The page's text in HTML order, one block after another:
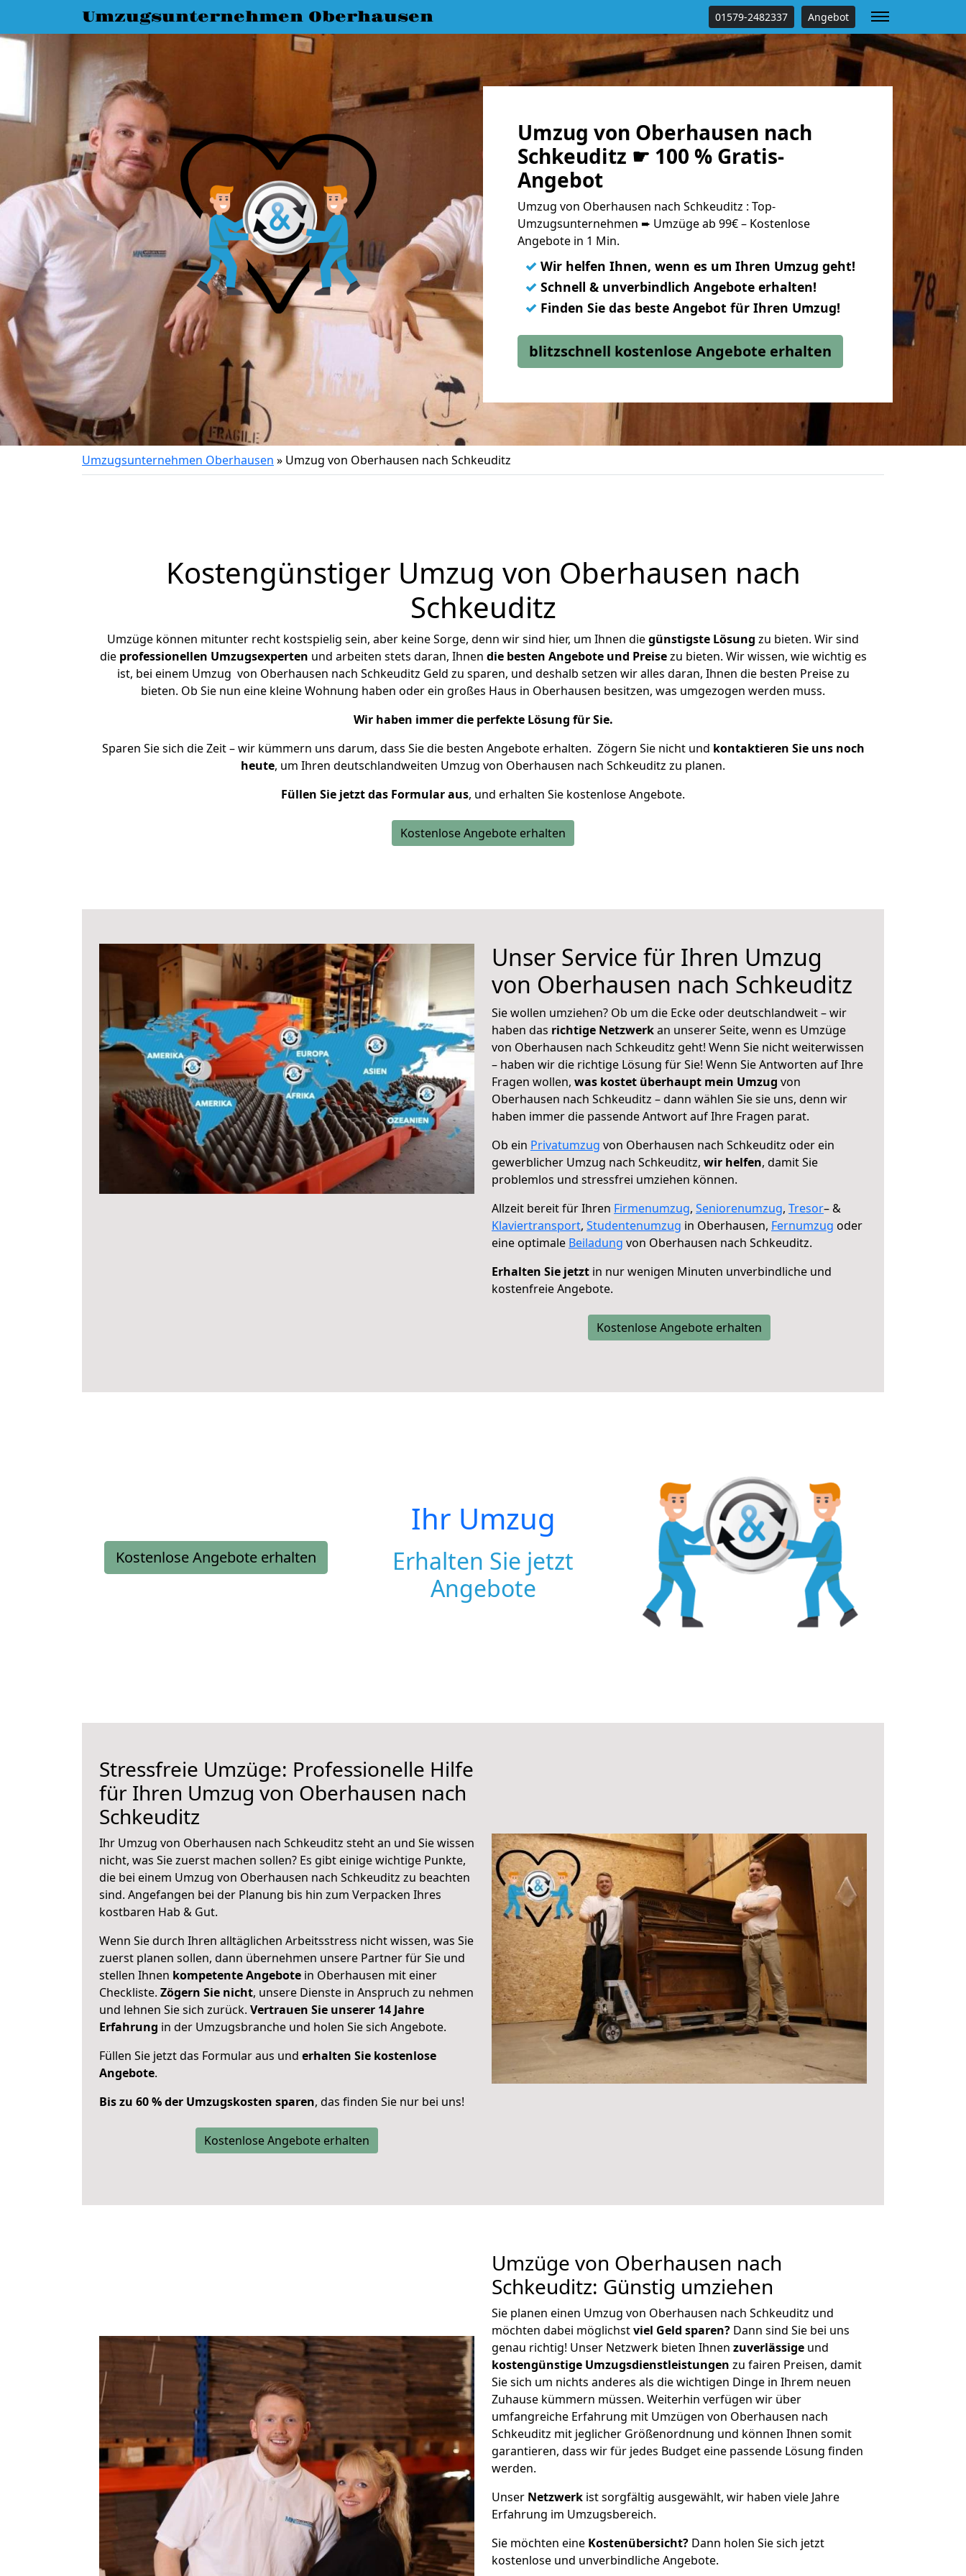
Umzugsunternehmen Oberhausen 01579-2482337 Angebot
Umzug von Oberhausen nach
Schkeuditz ☛ 100 % Gratis-
Angebot
Umzug von Oberhausen nach Schkeuditz : Top-
Umzugsunternehmen ➨ Umzüge ab 99€ – Kostenlose
Angebote in 1 Min.
✓ Wir helfen Ihnen, wenn es um Ihren Umzug geht!
✓ Schnell & unverbindlich Angebote erhalten!
✓ Finden Sie das beste Angebot für Ihren Umzug!
blitzschnell kostenlose Angebote erhalten
Umzugsunternehmen Oberhausen » Umzug von Oberhausen nach Schkeuditz
Kostengünstiger Umzug von Oberhausen nach
Schkeuditz
Umzüge können mitunter recht kostspielig sein, aber keine Sorge, denn wir sind hier, um Ihnen diegünstigste Lösung zu bieten. Wir sind
die professionellen Umzugsexperten und arbeiten stets daran, Ihnen die besten Angebote und Preisezu bieten. Wir wissen, wie wichtig es
ist, bei einem Umzug von Oberhausen nach Schkeuditz Geld zu sparen, und deshalb setzen wir alles daran, Ihnen die besten Preise zu
bieten. Ob Sie nun eine kleine Wohnung haben oder ein großes Haus in Oberhausen besitzen, was umgezogen werden muss.
Wir haben immer die perfekte Lösung für Sie.
Sparen Sie sich die Zeit – wir kümmern uns darum, dass Sie die besten Angebote erhalten. Zögern Sie nicht und kontaktieren Sie uns noch
heute, um Ihren deutschlandweiten Umzug von Oberhausen nach Schkeuditz zu planen.
Füllen Sie jetzt das Formular aus, und erhalten Sie kostenlose Angebote.
Kostenlose Angebote erhalten
Unser Service für Ihren Umzug
von Oberhausen nach Schkeuditz
Sie wollen umziehen? Ob um die Ecke oder deutschlandweit – wir
haben das richtige Netzwerkan unserer Seite, wenn es Umzüge
von Oberhausen nach Schkeuditz geht! Wenn Sie nicht weiterwissen
– haben wir die richtige Lösung für Sie! Wenn Sie Antworten auf Ihre
Fragen wollen, was kostet überhaupt mein Umzug von
Oberhausen nach Schkeuditz – dann wählen Sie sie uns, denn wir
haben immer die passende Antwort auf Ihre Fragen parat.
Ob ein Privatumzug von Oberhausen nach Schkeuditz oder ein
gewerblicher Umzug nach Schkeuditz, wir helfen, damit Sie
problemlos und stressfrei umziehen können.
Allzeit bereit für Ihren Firmenumzug, Seniorenumzug, Tresor– &
Klaviertransport, Studentenumzug in Oberhausen, Fernumzug oder
eine optimale Beiladung von Oberhausen nach Schkeuditz.
Erhalten Sie jetzt in nur wenigen Minuten unverbindliche und
kostenfreie Angebote.
Kostenlose Angebote erhalten
Kostenlose Angebote erhalten
Ihr Umzug
Erhalten Sie jetzt
Angebote
Stressfreie Umzüge: Professionelle Hilfe
für Ihren Umzug von Oberhausen nach
Schkeuditz
Ihr Umzug von Oberhausen nach Schkeuditz steht an und Sie wissen
nicht, was Sie zuerst machen sollen? Es gibt einige wichtige Punkte,
die bei einem Umzug von Oberhausen nach Schkeuditz zu beachten
sind. Angefangen bei der Planung bis hin zum Verpacken Ihres
kostbaren Hab & Gut.
Wenn Sie durch Ihren alltäglichen Arbeitsstress nicht wissen, was Sie
zuerst planen sollen, dann übernehmen unsere Partner für Sie und
stellen Ihnen kompetente Angebote in Oberhausen mit einer
Checkliste. Zögern Sie nicht, unsere Dienste in Anspruch zu nehmen
und lehnen Sie sich zurück. Vertrauen Sie unserer 14 Jahre
Erfahrung in der Umzugsbranche und holen Sie sich Angebote.
Füllen Sie jetzt das Formular aus und erhalten Sie kostenlose
Angebote.
Bis zu 60 % der Umzugskosten sparen, das finden Sie nur bei uns!
Kostenlose Angebote erhalten
Umzüge von Oberhausen nach
Schkeuditz: Günstig umziehen
Sie planen einen Umzug von Oberhausen nach Schkeuditz und
möchten dabei möglichstviel Geld sparen? Dann sind Sie bei uns
genau richtig! Unser Netzwerk bieten Ihnen zuverlässige und
kostengünstige Umzugsdienstleistungen zu fairen Preisen, damit
Sie sich um nichts anderes als die wichtigen Dinge in Ihrem neuen
Zuhause kümmern müssen. Weiterhin verfügen wir über
umfangreiche Erfahrung mit Umzügen von Oberhausen nach
Schkeuditz mit jeglicher Größenordnung und können Ihnen somit
garantieren, dass wir für jedes Budget eine passende Lösung finden
werden.
Unser Netzwerk ist sorgfältig ausgewählt, wir haben viele Jahre
Erfahrung im Umzugsbereich.
Sie möchten eine Kostenübersicht? Dann holen Sie sich jetzt
kostenlose und unverbindliche Angebote.